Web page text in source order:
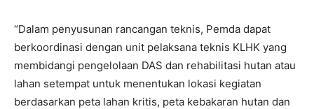
“Dalam penyusunan rancangan teknis, Pemda dapat
berkoordinasi dengan unit pelaksana teknis KLHK yang
membidangi pengelolaan DAS dan rehabilitasi hutan atau
lahan setempat untuk menentukan lokasi kegiatan
berdasarkan peta lahan kritis, peta kebakaran hutan dan